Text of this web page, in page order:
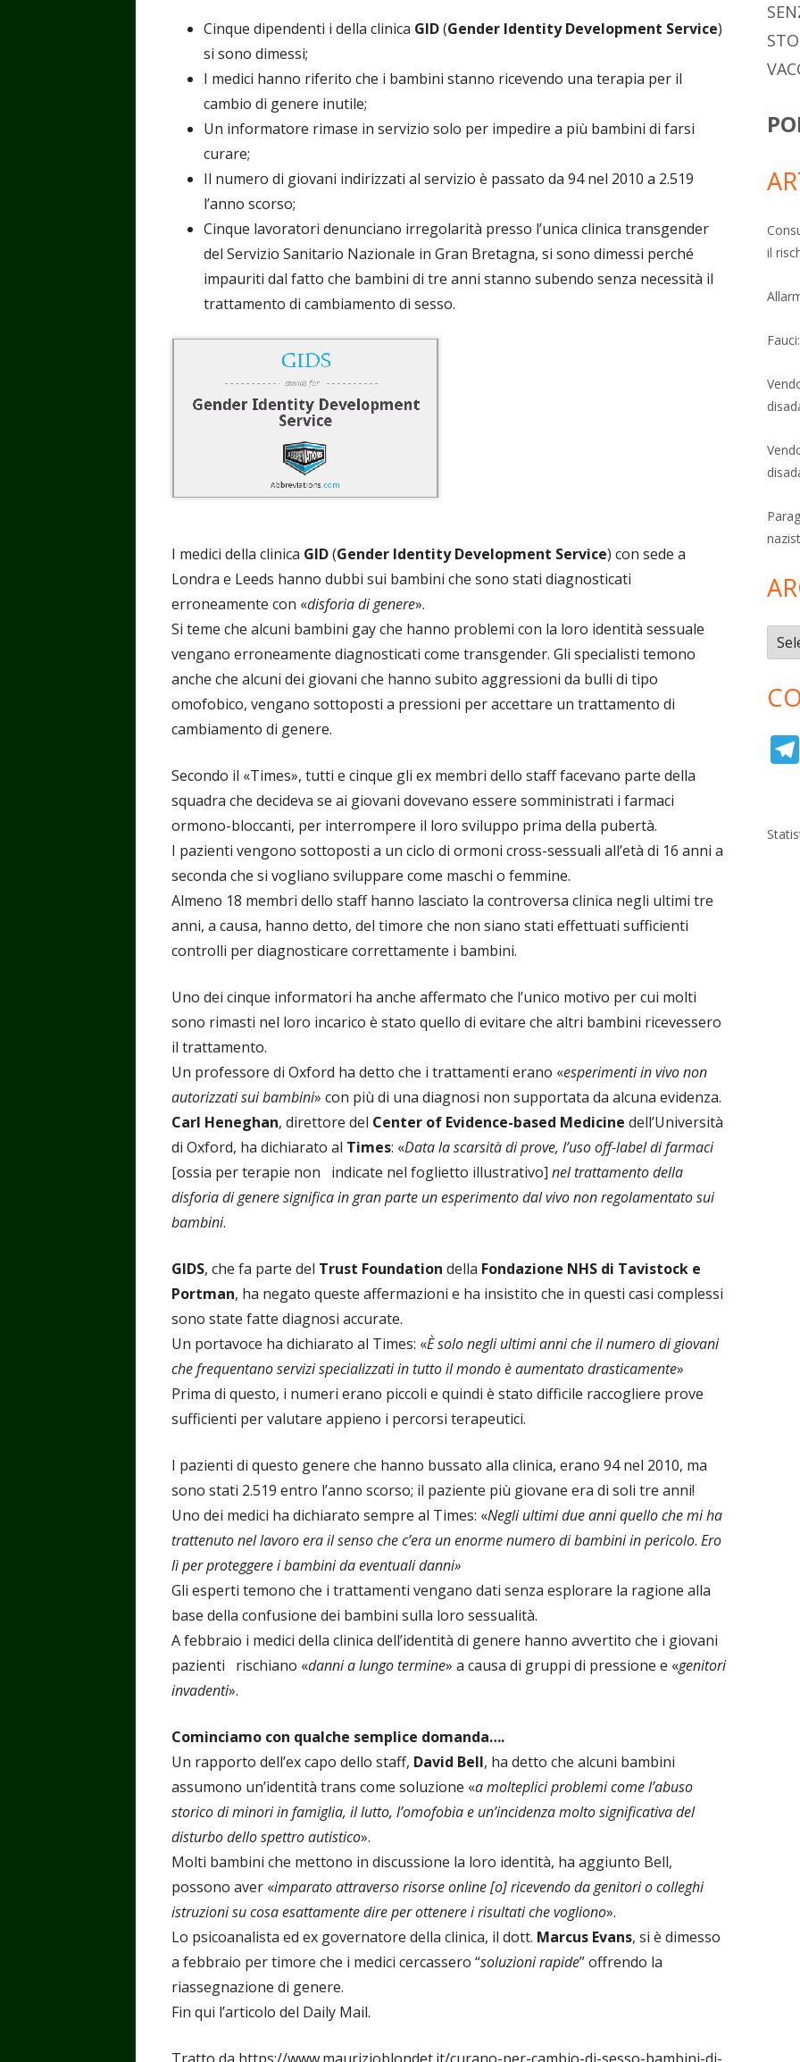
Cinque dipendenti i della clinica GID(Gender Identity Development Service)
si sono dimessi;
I medici hanno riferito che i bambini stanno ricevendo una terapia per il
cambio di genere inutile;
Un informatore rimase in servizio solo per impedire a più bambini di farsi
curare;
Il numero di giovani indirizzati al servizio è passato da 94 nel 2010 a 2.519
l’anno scorso;
Cinque lavoratori denunciano irregolarità presso l’unica clinica transgender
del Servizio Sanitario Nazionale in Gran Bretagna, si sono dimessi perché
impauriti dal fatto che bambini di tre anni stanno subendo senza necessità il
trattamento di cambiamento di sesso.
I medici della clinica GID(Gender Identity Development Service) con sede a
Londra e Leeds hanno dubbi sui bambini che sono stati diagnosticati
erroneamente con «disforia di genere».
Si teme che alcuni bambini gay che hanno problemi con la loro identità sessuale
vengano erroneamente diagnosticati come transgender. Gli specialisti temono
anche che alcuni dei giovani che hanno subito aggressioni da bulli di tipo
omofobico, vengano sottoposti a pressioni per accettare un trattamento di
cambiamento di genere.
Secondo il «Times», tutti e cinque gli ex membri dello staff facevano parte della
squadra che decideva se ai giovani dovevano essere somministrati i farmaci
ormono-bloccanti, per interrompere il loro sviluppo prima della pubertà.
I pazienti vengono sottoposti a un ciclo di ormoni cross-sessuali all’età di 16 anni a
seconda che si vogliano sviluppare come maschi o femmine.
Almeno 18 membri dello staff hanno lasciato la controversa clinica negli ultimi tre
anni, a causa, hanno detto, del timore che non siano stati effettuati sufficienti
controlli per diagnosticare correttamente i bambini.
Uno dei cinque informatori ha anche affermato che l’unico motivo per cui molti
sono rimasti nel loro incarico è stato quello di evitare che altri bambini ricevessero
il trattamento.
Un professore di Oxford ha detto che i trattamenti erano «esperimenti in vivo non
autorizzati sui bambini» con più di una diagnosi non supportata da alcuna evidenza.
Carl Heneghan, direttore del Center of Evidence-based Medicine dell’Università
di Oxford, ha dichiarato al Times: «Data la scarsità di prove, l’uso off-label di farmaci
[ossia per terapie non indicate nel foglietto illustrativo] nel trattamento della
disforia di genere significa in gran parte un esperimento dal vivo non regolamentato sui
bambini.
GIDS, che fa parte del Trust Foundation della Fondazione NHS di Tavistock e
Portman, ha negato queste affermazioni e ha insistito che in questi casi complessi
sono state fatte diagnosi accurate.
Un portavoce ha dichiarato al Times: «È solo negli ultimi anni che il numero di giovani
che frequentano servizi specializzati in tutto il mondo è aumentato drasticamente»
Prima di questo, i numeri erano piccoli e quindi è stato difficile raccogliere prove
sufficienti per valutare appieno i percorsi terapeutici.
I pazienti di questo genere che hanno bussato alla clinica, erano 94 nel 2010, ma
sono stati 2.519 entro l’anno scorso; il paziente più giovane era di soli tre anni!
Uno dei medici ha dichiarato sempre al Times: «Negli ultimi due anni quello che mi ha
trattenuto nel lavoro era il senso che c’era un enorme numero di bambini in pericolo. Ero
lì per proteggere i bambini da eventuali danni»
Gli esperti temono che i trattamenti vengano dati senza esplorare la ragione alla
base della confusione dei bambini sulla loro sessualità.
A febbraio i medici della clinica dell’identità di genere hanno avvertito che i giovani
pazienti rischiano «danni a lungo termine» a causa di gruppi di pressione e «genitori
invadenti».
Cominciamo con qualche semplice domanda….
Un rapporto dell’ex capo dello staff, David Bell, ha detto che alcuni bambini
assumono un’identità trans come soluzione «a molteplici problemi come l’abuso
storico di minori in famiglia, il lutto, l’omofobia e un’incidenza molto significativa del
disturbo dello spettro autistico».
Molti bambini che mettono in discussione la loro identità, ha aggiunto Bell,
possono aver «imparato attraverso risorse online [o] ricevendo da genitori o colleghi
istruzioni su cosa esattamente dire per ottenere i risultati che vogliono».
Lo psicoanalista ed ex governatore della clinica, il dott. Marcus Evans, si è dimesso
a febbraio per timore che i medici cercassero “soluzioni rapide” offrendo la
riassegnazione di genere.
Fin qui l’articolo del Daily Mail.
Tratto da https://www.maurizioblondet.it/curano-per-cambio-di-sesso-bambini-di-
il